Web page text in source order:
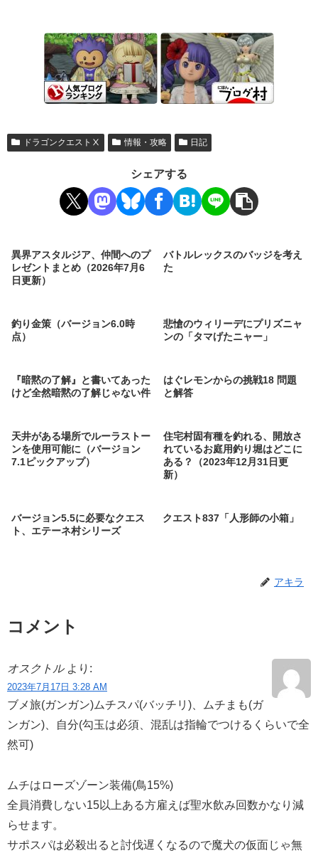
ドラゴンクエストⅩ 情報・攻略 日記
シェアする
異界アスタルジア、仲間へのプ
レゼントまとめ（2026年7月6
日更新）
バトルレックスのバッジを考え
た
釣り金策（バージョン6.0時
点）
悲愴のウィリーデにプリズニャ
ンの「タマげたニャー」
『暗黙の了解』と書いてあった
けど全然暗黙の了解じゃない件
はぐレモンからの挑戦18 問題
と解答
天井がある場所でルーラストー
ンを使用可能に（バージョン
7.1ピックアップ）
住宅村固有種を釣れる、開放さ
れているお庭用釣り堀はどこに
ある？（2023年12月31日更
新）
バージョン5.5に必要なクエス
ト、エテーネ村シリーズ
クエスト837「人形師の小箱」
アキラ
コメント
オスクトル より:
2023年7月17日 3:28 AM
ブメ旅(ガンガン)ムチスパ(バッチリ)、ムチまも(ガ
ンガン)、自分(勾玉は必須、混乱は指輪でつけるくらいで全
然可)
ムチはローズゾーン装備(鳥15%)
全員消費しない15以上ある方雇えば聖水飲み回数かなり減
らせます。
サポスパは必殺出ると討伐遅くなるので魔犬の仮面じゃ無